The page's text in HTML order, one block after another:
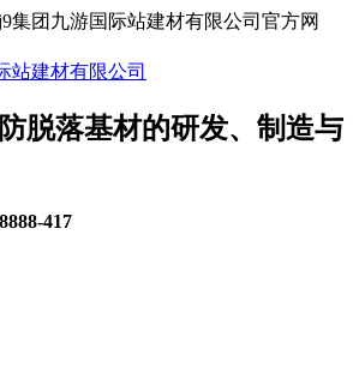
集团九游国际站建材有限公司官方网
脱落基材的研发、制造与
417